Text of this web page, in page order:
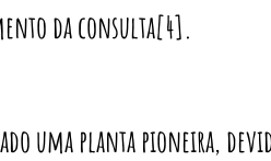
da consulta[4].
uma planta pioneira,